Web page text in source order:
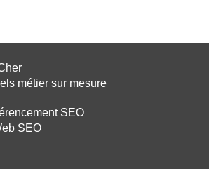
métier sur mesure
SEO
SEO